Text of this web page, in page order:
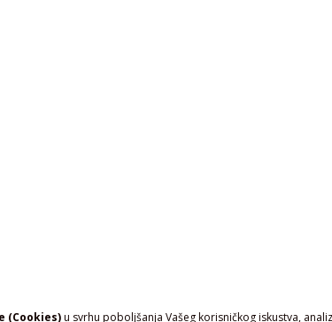
(Cookies)u svrhu poboljšanja Vašeg korisničkog iskustva,